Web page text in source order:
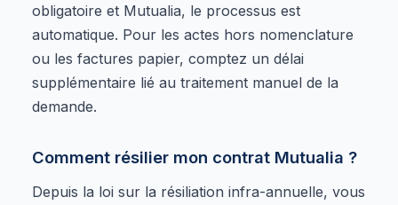
obligatoire et Mutualia, le processus est
automatique. Pour les actes hors nomenclature
ou les factures papier, comptez un délai
supplémentaire lié au traitement manuel de la
demande.
Comment résilier mon contrat Mutualia ?
Depuis la loi sur la résiliation infra-annuelle, vous